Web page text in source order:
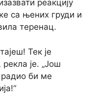
реакцију
са њених груди и
теренац.
Тек је
рекла је. „Још
радио би ме